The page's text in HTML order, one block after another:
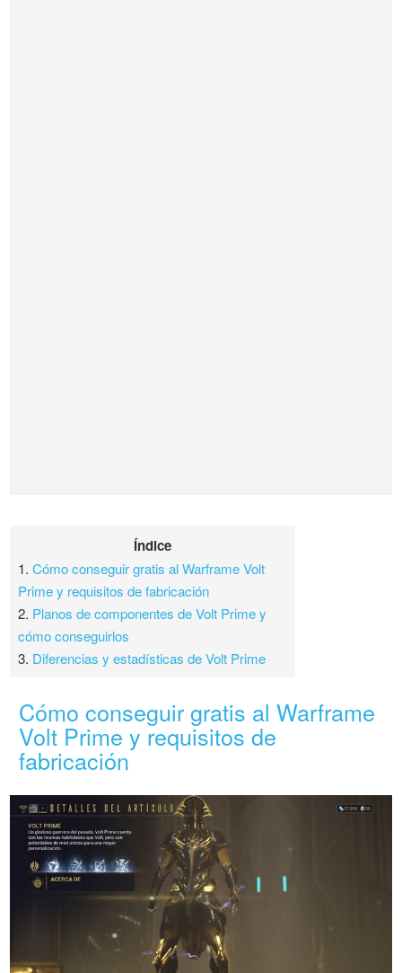
Índice
1.Cómo conseguir gratis al Warframe Volt
Prime y requisitos de fabricación
2. Planos de componentes de Volt Prime y
cómo conseguirlos
3. Diferencias y estadísticas de Volt Prime
Cómo conseguir gratis al Warframe
Volt Prime y requisitos de
fabricación